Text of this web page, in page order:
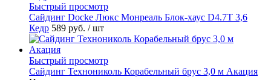
Быстрый просмотр
Сайдинг Docke Люкс Монреаль Блок-хаус D4.7T 3,6
Кедр 589 руб. / шт
Быстрый просмотр
Сайдинг Технониколь Корабельный брус 3,0 м Акация